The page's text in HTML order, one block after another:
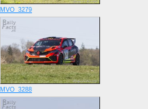
MVO_3279
MVO_3288